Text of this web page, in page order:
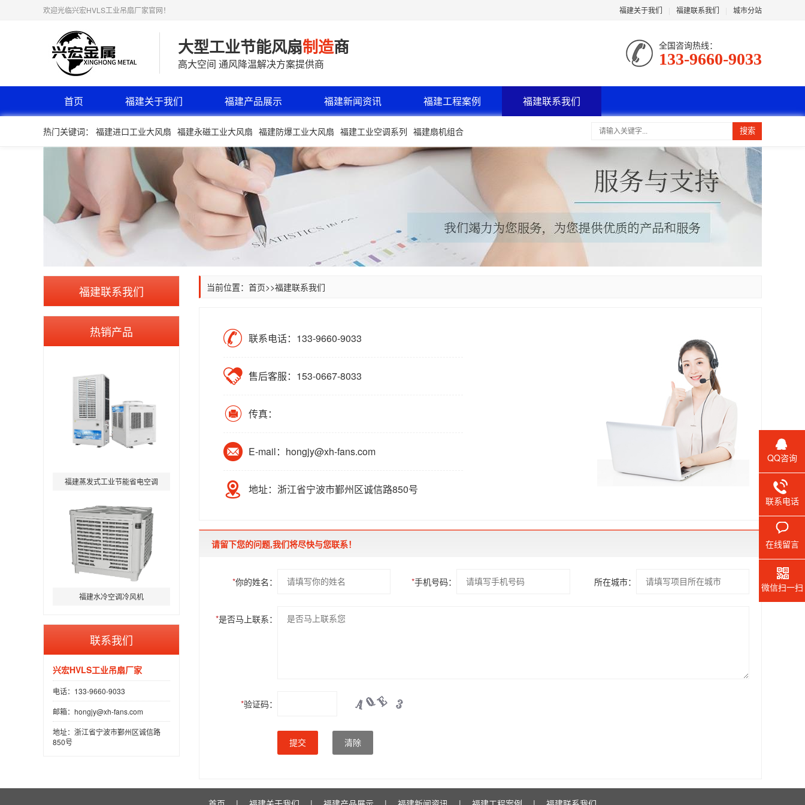
福建关于我们 福建联系我们 城市分站
欢迎光临兴宏HVLS工业吊扇厂家官网！
大型工业节能风扇制造商
高大空间 通风降温解决方案提供商
全国咨询热线：
133-9660-9033
首页 福建关于我们 福建产品展示 福建新闻资讯 福建工程案例 福建联系我们
热门关键词： 福建进口工业大风扇 福建永磁工业大风扇 福建防爆工业大风扇 福建工业空调系列 福建扇机组合 搜索
福建联系我们
热销产品
福建蒸发式工业节能省电空调
福建水冷空调冷风机
联系我们
兴宏HVLS工业吊扇厂家
电话：133-9660-9033
邮箱：hongjy@xh-fans.com
地址：浙江省宁波市鄞州区诚信路
850号
当前位置： 首页>>福建联系我们
联系电话：133-9660-9033
售后客服：153-0667-8033
传真：
E-mail：hongjy@xh-fans.com
地址：浙江省宁波市鄞州区诚信路850号
请留下您的问题,我们将尽快与您联系！
*你的姓名： *手机号码： 所在城市：
*是否马上联系：
*验证码：
提交 清除
QQ咨询
联系电话
在线留言
微信扫一扫